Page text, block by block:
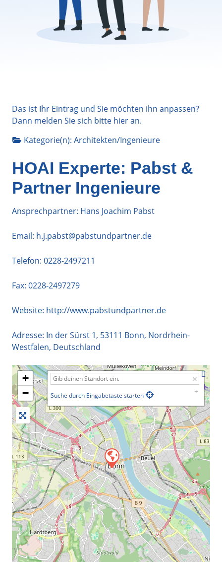
Das ist Ihr Eintrag und Sie möchten ihn anpassen?
Dann melden Sie sich bitte hieran.
Kategorie(n): Architekten/Ingenieure
HOAI Experte: Pabst &
Partner Ingenieure
Ansprechpartner: Hans Joachim Pabst
Email: h.j.pabst@pabstundpartner.de
Telefon: 0228-2497211
Fax: 0228-2497279
Website: http://www.pabstundpartner.de
Adresse: In der Sürst 1, 53111 Bonn, Nordrhein-
Westfalen, Deutschland
+
−
Suche durch Eingabetaste starten